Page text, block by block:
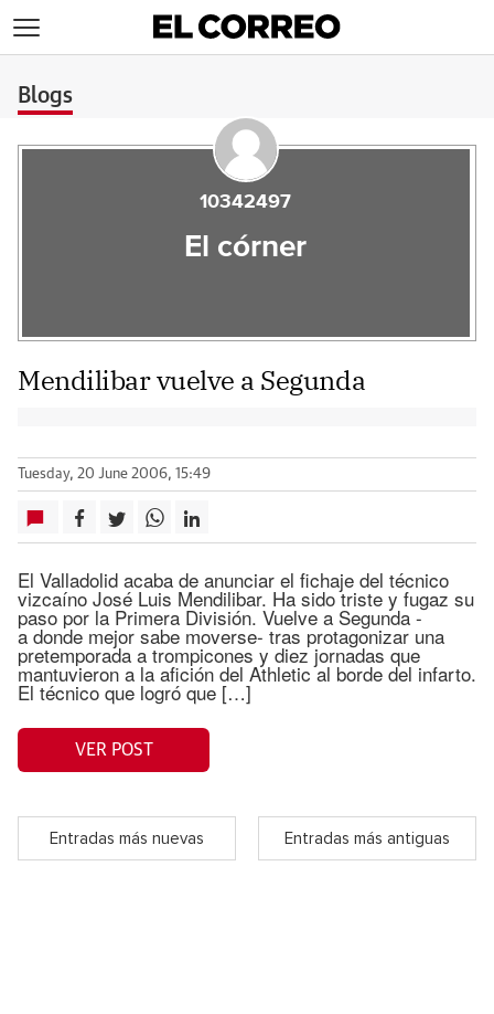
Blogs
10342497
El córner
Mendilibar vuelve a Segunda
Tuesday, 20 June 2006, 15:49
El Valladolid acaba de anunciar el fichaje del técnico
vizcaíno José Luis Mendilibar. Ha sido triste y fugaz su
paso por la Primera División. Vuelve a Segunda -
a donde mejor sabe moverse- tras protagonizar una
pretemporada a trompicones y diez jornadas que
mantuvieron a la afición del Athletic al borde del infarto.
El técnico que logró que […]
VER POST
Entradas más nuevas Entradas más antiguas